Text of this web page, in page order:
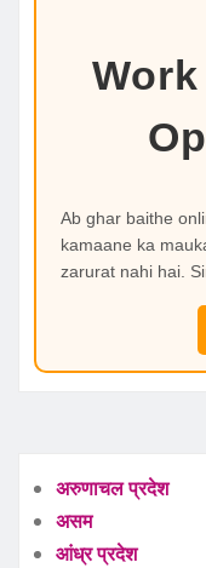
Ab ghar baithe
kamaane ka
zarurat nahi hai.
अरुणाचल प्रदेश
असम
आंध्र प्रदेश